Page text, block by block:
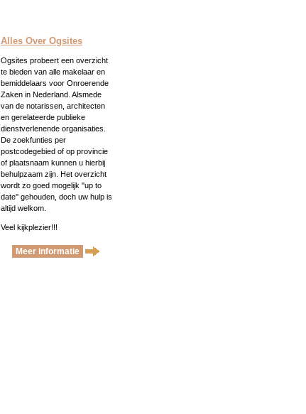
Alles Over Ogsites
Ogsites probeert een overzicht
te bieden van alle makelaar en
bemiddelaars voor Onroerende
Zaken in Nederland. Alsmede
van de notarissen, architecten
en gerelateerde publieke
dienstverlenende organisaties.
De zoekfunties per
postcodegebied of op provincie
of plaatsnaam kunnen u hierbij
behulpzaam zijn. Het overzicht
wordt zo goed mogelijk ''up to
date'' gehouden, doch uw hulp is
altijd welkom.
Veel kijkplezier!!!
Meer informatie